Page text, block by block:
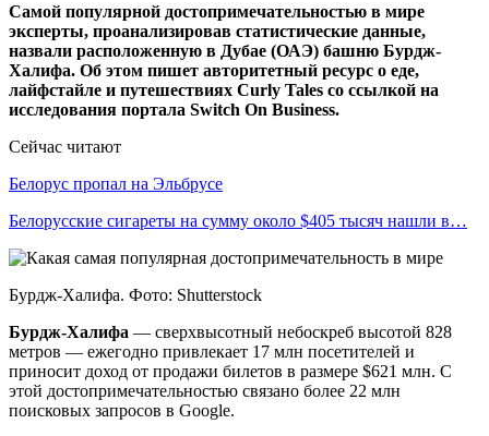
Самой популярной достопримечательностью в мире
эксперты, проанализировав статистические данные,
назвали расположенную в Дубае (ОАЭ) башню Бурдж-
Халифа. Об этом пишет авторитетный ресурс о еде,
лайфстайле и путешествиях Curly Tales со ссылкой на
исследования портала Switch On Business.
Сейчас читают
Белорус пропал на Эльбрусе
Белорусские сигареты на сумму около $405 тысяч нашли в…
Бурдж-Халифа. Фото: Shutterstock
Бурдж-Халифа — сверхвысотный небоскреб высотой 828
метров — ежегодно привлекает 17 млн посетителей и
приносит доход от продажи билетов в размере $621 млн. С
этой достопримечательностью связано более 22 млн
поисковых запросов в Google.